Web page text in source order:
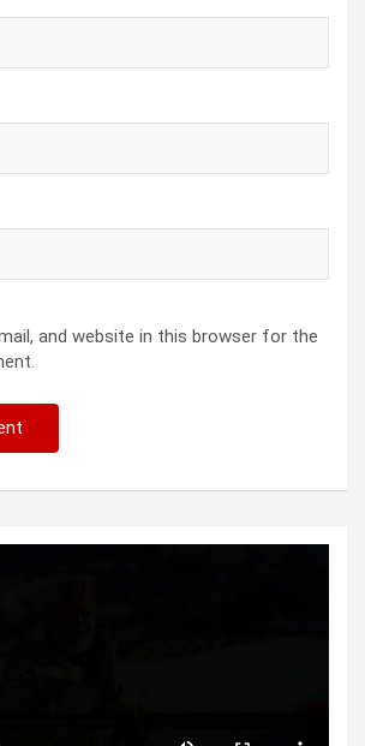
and website in this browser for the